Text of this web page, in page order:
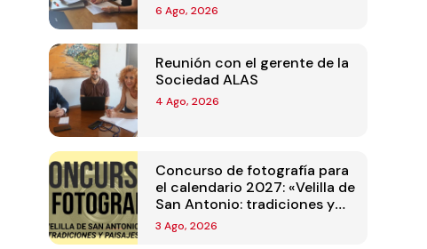
6 Ago, 2026
Reunión con el gerente de la
Sociedad ALAS
4 Ago, 2026
Concurso de fotografía para
el calendario 2027: «Velilla de
San Antonio: tradiciones y
paisajes»
3 Ago, 2026